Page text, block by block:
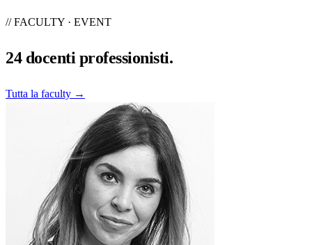
// FACULTY · EVENT
24docenti professionisti.
Tutta la faculty →